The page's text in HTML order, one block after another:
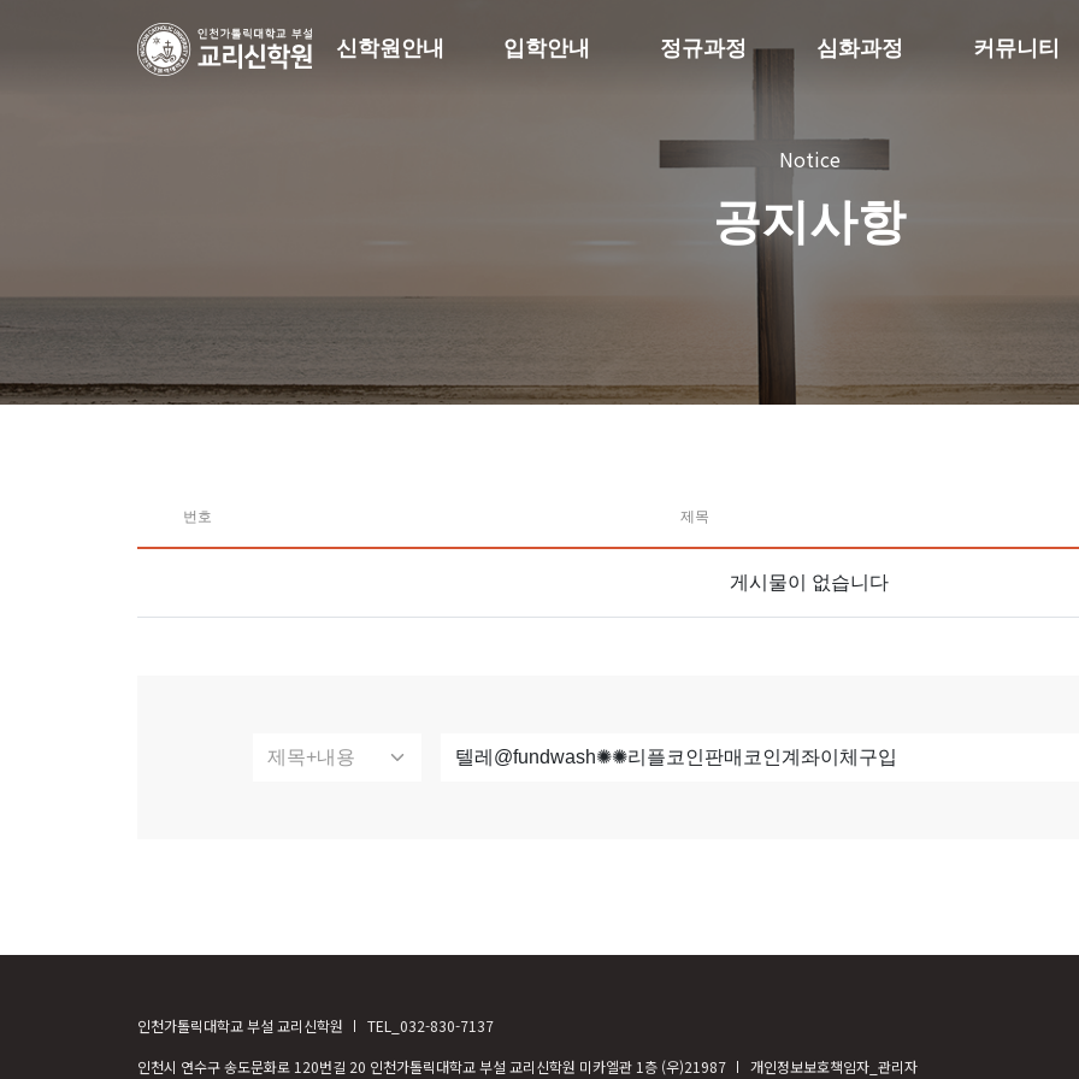
신학원안내 입학안내 정규과정 심화과정 커뮤니티
Notice
공지사항
번호 제목
게시물이 없습니다
인천가톨릭대학교 부설 교리신학원
TEL_032-830-7137
인천시 연수구 송도문화로 120번길 20 인천가톨릭대학교 부설 교리신학원 미카엘관 1층 (우)21987
개인정보보호책임자_관리자